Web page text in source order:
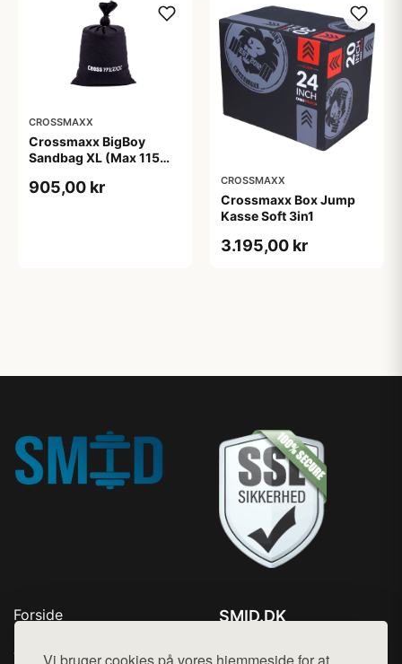
CROSSMAXX
Crossmaxx BigBoy
Sandbag XL (Max 115
905,00 kr CROSSMAXX
Crossmaxx Box Jump
Kasse Soft 3in1
3.195,00 kr
Forside
Top Rabatter
SMID.DK